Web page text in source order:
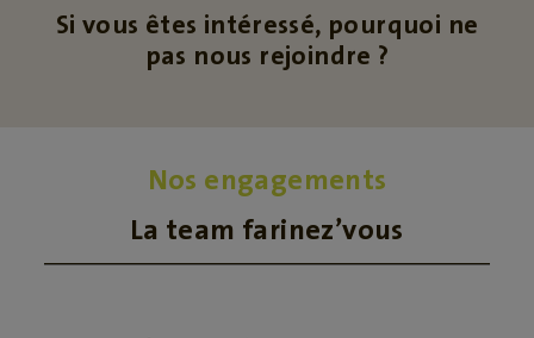
Si vous êtes intéressé, pourquoi ne
pas nous rejoindre ?
Nos engagements
La team farinez’vous